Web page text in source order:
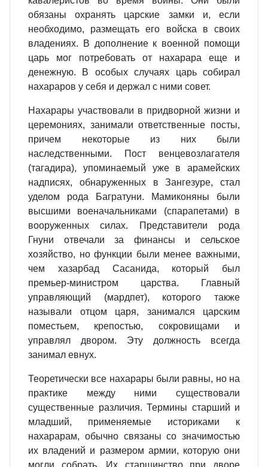
обязаны охранять царские замки и, если
необходимо, размещать его войска в своих
владениях. В дополнение к военной помощи
царь мог потребовать от нахарара еще и
денежную. В особых случаях царь собирал
нахараров у себя и держал с ними совет.
Нахарары участвовали в придворной жизни и
церемониях, занимали ответственные посты,
причем некоторые из них были
наследственными. Пост венцевозлагателя
(тагадира), упоминаемый уже в арамейских
надписях, обнаруженных в Зангезуре, стал
уделом рода Багратуни. Мамиконяны были
высшими военачальниками (спарапетами) в
вооруженных силах. Представители рода
Гнуни отвечали за финансы и сельское
хозяйство, но функции были менее важными,
чем хазарбад Сасанида, который был
премьер-министром царства. Главный
управляющий (мардпет), которого также
называли отцом царя, занимался царским
поместьем, крепостью, сокровищами и
управлял двором. Эту должность всегда
занимал евнух.
Теоретически все нахарары были равны, но на
практике между ними существовали
существенные различия. Термины старший и
младший, применяемые историками к
нахарарам, обычно связаны со значимостью
их владений и размером армии, которую они
могли собрать. Их старшинство при дворе